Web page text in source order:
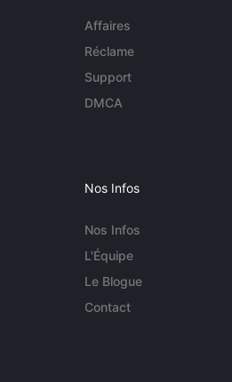
Affaires
Réclame
Support
DMCA
Nos Infos
Nos Infos
L'Équipe
Le Blogue
Contact